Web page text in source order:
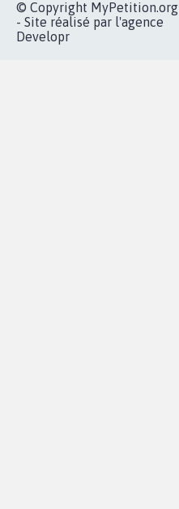
© Copyright MyPetition.org
- Site réalisé par l'agence
Developr